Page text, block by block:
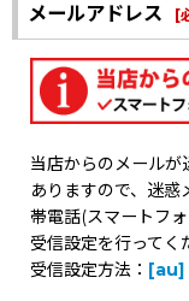
メールアドレス [
当店からのメール
ありますので、迷
帯電話(スマートフ
受信設定を行ってく
受信設定方法： [au]